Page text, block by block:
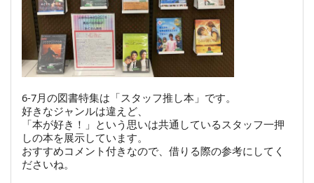
6-7月の図書特集は「スタッフ推し本」です。
好きなジャンルは違えど、
「本が好き！」という思いは共通しているスタッフ一押
しの本を展示しています。
おすすめコメント付きなので、借りる際の参考にしてく
ださいね。